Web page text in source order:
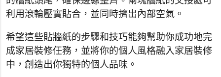
利用滾輪壓實貼合，並同時擠出內部空氣。
希望這些貼牆紙的步驟和技巧能夠幫助你成功地完
成家居裝修任務，並將你的個人風格融入家居裝修
中，創造出你獨特的個人品味。